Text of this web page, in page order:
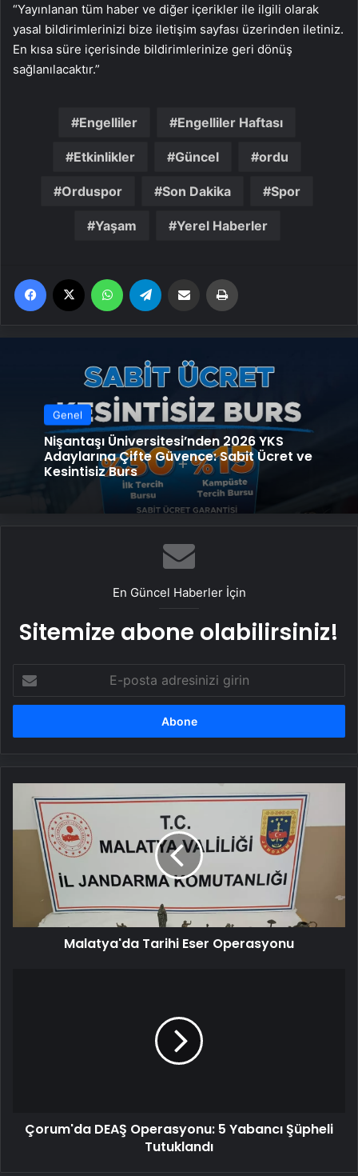
“Yayınlanan tüm haber ve diğer içerikler ile ilgili olarak
yasal bildirimlerinizi bize iletişim sayfası üzerinden iletiniz.
En kısa süre içerisinde bildirimlerinize geri dönüş
sağlanılacaktır.”
Engelliler Engelliler Haftası
Etkinlikler Güncel ordu
Orduspor Son Dakika Spor
Yaşam Yerel Haberler
Facebook WhatsApp Email'den paylaş
Genel
Nişantaşı Üniversitesi’nden 2026 YKS
Adaylarına Çifte Güvence: Sabit Ücret ve
Kesintisiz Burs
En Güncel Haberler İçin
Sitemize abone olabilirsiniz!
posta
adresinizi
Tarihi
Operasyonu
Malatya'da Tarihi Eser Operasyonu
Çorum'da DEAŞ Operasyonu: 5 Yabancı Şüpheli
Tutuklandı